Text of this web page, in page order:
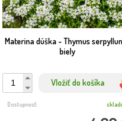
Materina dúška - Thymus
biely
Vložiť do košíka
Dostupnosť: